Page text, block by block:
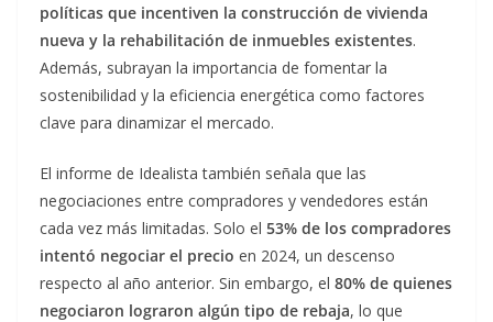
políticas que incentiven la construcción de vivienda
nueva y la rehabilitación de inmuebles existentes.
Además, subrayan la importancia de fomentar la
sostenibilidad y la eficiencia energética como factores
clave para dinamizar el mercado.
El informe de Idealista también señala que las
negociaciones entre compradores y vendedores están
cada vez más limitadas. Solo el 53% de los compradores
intentó negociar el precio en 2024, un descenso
respecto al año anterior. Sin embargo, el 80% de quienes
negociaron lograron algún tipo de rebaja, lo que